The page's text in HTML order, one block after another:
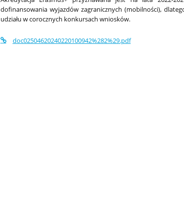
dofinansowania wyjazdów zagranicznych (mobilności),
udziału w corocznych konkursach wniosków.
doc02504620240220100942%282%29.pdf